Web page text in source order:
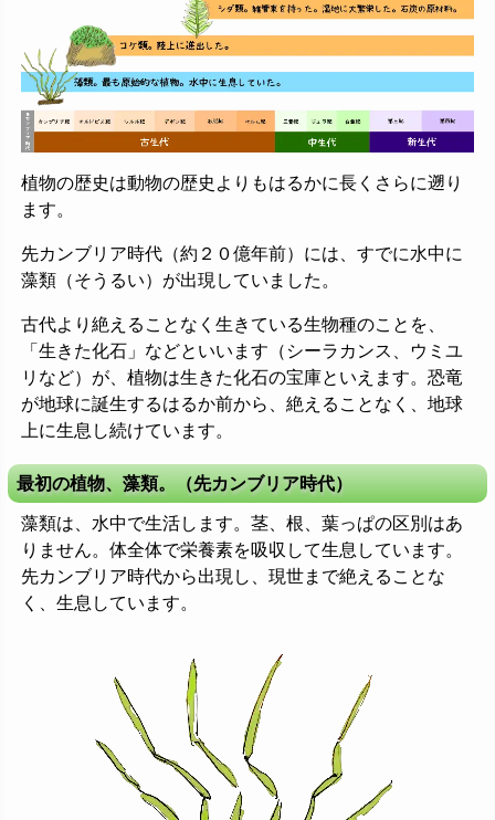
植物の歴史は動物の歴史よりもはるかに長くさらに遡り
ます。
先カンブリア時代（約２０億年前）には、すでに水中に
藻類（そうるい）が出現していました。
古代より絶えることなく生きている生物種のことを、
「生きた化石」などといいます（シーラカンス、ウミユ
リなど）が、植物は生きた化石の宝庫といえます。恐竜
が地球に誕生するはるか前から、絶えることなく、地球
上に生息し続けています。
最初の植物、藻類。（先カンブリア時代）
藻類は、水中で生活します。茎、根、葉っぱの区別はあ
りません。体全体で栄養素を吸収して生息しています。
先カンブリア時代から出現し、現世まで絶えることな
く、生息しています。